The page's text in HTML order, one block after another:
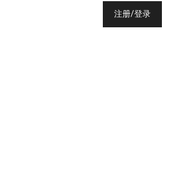
注册/登录